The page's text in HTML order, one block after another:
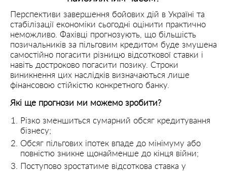
Перспективи завершення бойових дій в Україні та
стабілізації економіки сьогодні оцінити практично
неможливо. Фахівці прогнозують, що більшість
позичальників за пільговим кредитом буде змушена
самостійно погасити різницю відсоткової ставки і
навіть достроково погасити позику. Строки
виникнення цих наслідків визначаються лише
фінансовою стійкістю конкретного банку.
Які ще прогнози ми можемо зробити?
Різко зменшиться сумарний обсяг кредитування
бізнесу;
Обсяг пільгових іпотек впаде до мінімуму або
повністю зникне щонайменше до кінця війни;
Поступово зростатиме відсоткова ставка у